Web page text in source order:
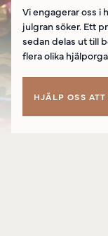
Powered by
Vi engagerar oss i
julgran söker. Ett
sedan delas ut till
flera olika
HJÄLP OSS